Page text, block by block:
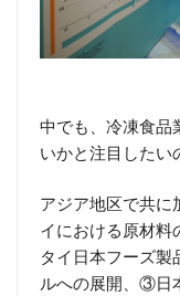
中でも、冷凍食品
いかと注目したい
アジア地区で共
イにおける原材
タイ日本フーズ製
ルへの展開、③日